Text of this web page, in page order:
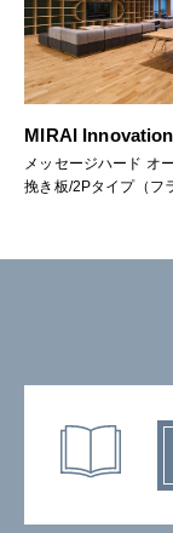
MIRAI
メッセージハード オ
挽き板/2Pタイプ（フ